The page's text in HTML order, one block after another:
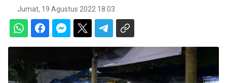
Jumat, 19 Agustus 2022 18:03